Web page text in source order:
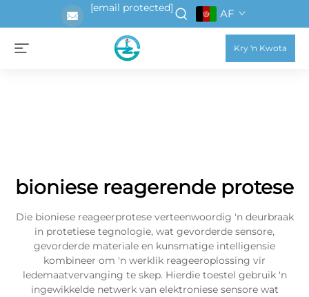
[email protected] AF
Kry 'n Kwota
bioniese reagerende protese
Die bioniese reageerprotese verteenwoordig 'n deurbraak
in protetiese tegnologie, wat gevorderde sensore,
gevorderde materiale en kunsmatige intelligensie
kombineer om 'n werklik reageeroplossing vir
ledemaatvervanging te skep. Hierdie toestel gebruik 'n
ingewikkelde netwerk van elektroniese sensore wat